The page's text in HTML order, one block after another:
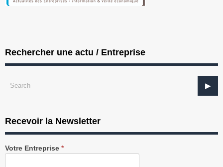
Rechercher une actu / Entreprise
Recevoir la Newsletter
Recevez
notre
Votre Entreprise *